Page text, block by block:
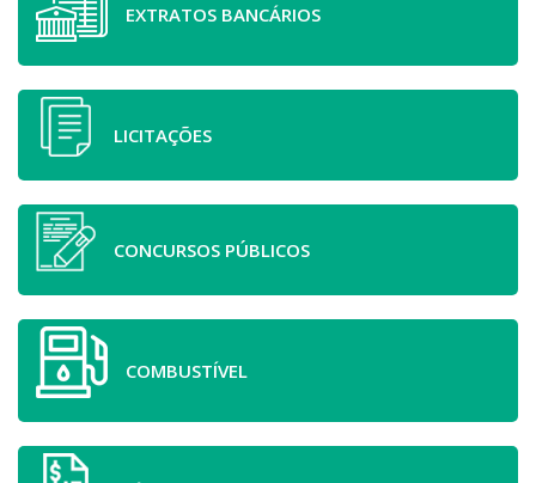
EXTRATOS BANCÁRIOS
LICITAÇÕES
CONCURSOS PÚBLICOS
COMBUSTÍVEL